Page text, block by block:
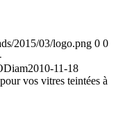
2015/03/logo.png 0 0
2010-11-18
vos vitres teintées à